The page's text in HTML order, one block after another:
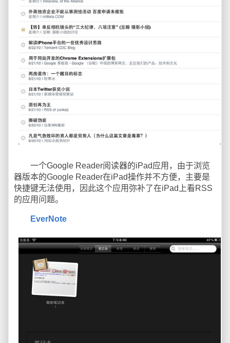
一个Google Reader阅读器的iPad应用，由于浏览
器版本的Google Reader在iPad操作并不方便，主要是
快捷键无法使用，因此这个应用弥补了在iPad上看RSS
的应用问题。
EverNote